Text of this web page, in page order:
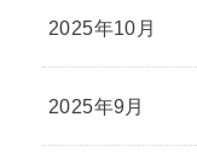
2025年10月
2025年9月